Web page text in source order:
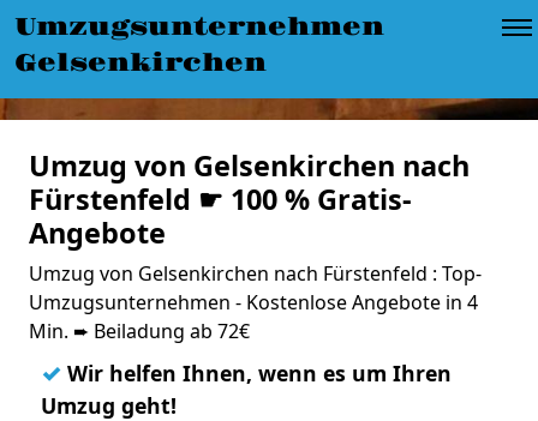
Umzugsunternehmen
Gelsenkirchen
Umzug von Gelsenkirchen nach
Fürstenfeld ☛ 100 % Gratis-
Angebote
Umzug von Gelsenkirchen nach Fürstenfeld : Top-
Umzugsunternehmen - Kostenlose Angebote in 4
Min. ➨ Beiladung ab 72€
✓ Wir helfen Ihnen, wenn es um Ihren
Umzug geht!